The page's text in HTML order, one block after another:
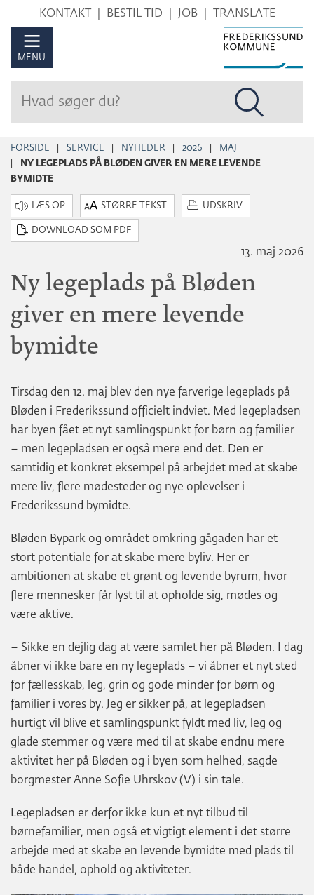
Hop
KONTAKT BESTIL TID JOB TRANSLATE
MENU
FORSIDE SERVICE NYHEDER 2026
MAJ
NY LEGEPLADS PÅ BLØDEN GIVER EN MERE LEVENDE
BYMIDTE
STØRRE TEKST UDSKRIV
DOWNLOAD SOM PDF
13. maj 2026
Ny legeplads på Bløden
giver en mere levende
bymidte
Tirsdag den 12. maj blev den nye farverige legeplads på
Bløden i Frederikssund officielt indviet. Med legepladsen
har byen fået et nyt samlingspunkt for børn og familier
– men legepladsen er også mere end det. Den er
samtidig et konkret eksempel på arbejdet med at skabe
mere liv, flere mødesteder og nye oplevelser i
Frederikssund bymidte.
Bløden Bypark og området omkring gågaden har et
stort potentiale for at skabe mere byliv. Her er
ambitionen at skabe et grønt og levende byrum, hvor
flere mennesker får lyst til at opholde sig, mødes og
være aktive.
– Sikke en dejlig dag at være samlet her på Bløden. I dag
åbner vi ikke bare en ny legeplads – vi åbner et nyt sted
for fællesskab, leg, grin og gode minder for børn og
familier i vores by. Jeg er sikker på, at legepladsen
hurtigt vil blive et samlingspunkt fyldt med liv, leg og
glade stemmer og være med til at skabe endnu mere
aktivitet her på Bløden og i byen som helhed, sagde
borgmester Anne Sofie Uhrskov (V) i sin tale.
Legepladsen er derfor ikke kun et nyt tilbud til
børnefamilier, men også et vigtigt element i det større
arbejde med at skabe en levende bymidte med plads til
både handel, ophold og aktiviteter.